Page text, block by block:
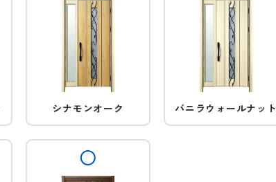
シナモンオーク バニラウォールナット